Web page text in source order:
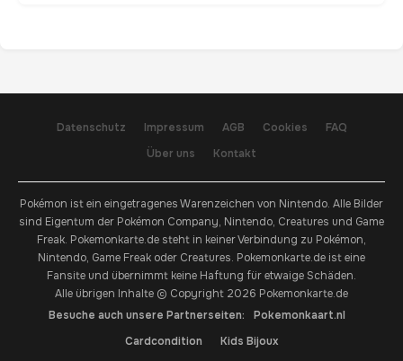
Datenschutz Impressum AGB Cookies
FAQ
Über uns
Kontakt
Pokémon ist ein eingetragenes Warenzeichen von Nintendo. Alle Bilder
sind Eigentum der Pokémon Company, Nintendo, Creatures und Game
Freak. Pokemonkarte.de steht in keiner Verbindung zu Pokémon,
Nintendo, Game Freak oder Creatures. Pokemonkarte.de ist eine
Fansite und übernimmt keine Haftung für etwaige Schäden.
Alle übrigen Inhalte © Copyright 2026 Pokemonkarte.de
Besuche auch unsere Partnerseiten:
Pokemonkaart.nl
Cardcondition
Kids Bijoux